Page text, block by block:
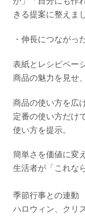
きる提案に整えま
・伸長につながっ
表紙とレシピペー
商品の魅力を見せ
商品の使い方を広
定番の使い方だけ
使い方を提示。
簡単さを価値に変
生活者が「これな
季節行事との連動
ハロウィン、クリ